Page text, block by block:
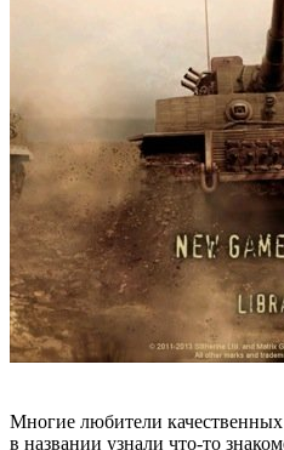
Многие любители качественных
в названии узнали что-то